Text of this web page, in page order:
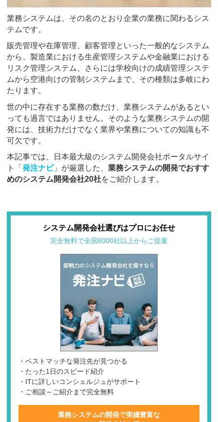
業務システムは、その名のとおり企業の業務に関わるシス
テムです。
販売管理や在庫管理、顧客管理といった一般的なシステム
から、製造業における生産管理システムや金融業における
リスク管理システム、さらには学校向けの成績管理システ
ムから空港向けの管制システムまで、その種類は多岐にわ
たります。
世の中に存在する業務の数だけ、業務システムがあるとい
っても過言ではありません。そのような業務システムの開
発には、技術力だけでなく業界や業務についての知識も不
可欠です。
本記事では、日本最大級のシステム開発会社ポータルサイ
ト「 発注ナビ」が厳選した、 業務システムの開発でおすす
めのシステム開発会社20社をご紹介します。
システム開発会社選びはプロにお任せ
完全無料で全国8000社以上からご提案
・ベストマッチな発注先が見つかる
・たった1日のスピード紹介
・ITに詳しいコンシェルジュがサポート
・ご相談～ご紹介まで完全無料
業務システムの開発で実績豊富な